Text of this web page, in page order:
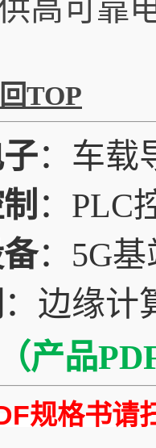
高可靠
TOP
：车载
：PLC
：5G
：边缘计
产品
规格书请